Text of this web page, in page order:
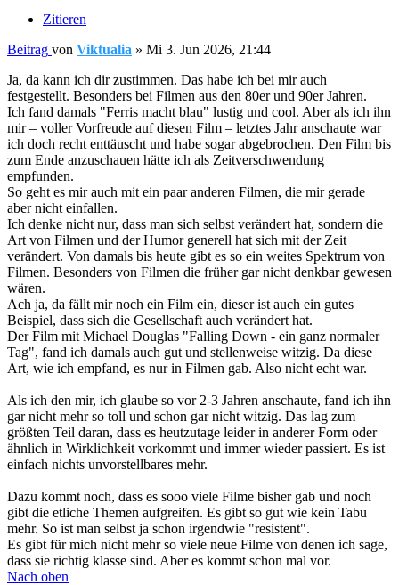
Zitieren
Beitrag von Viktualia » Mi 3. Jun 2026, 21:44
Ja, da kann ich dir zustimmen. Das habe ich bei mir auch
festgestellt. Besonders bei Filmen aus den 80er und 90er Jahren.
Ich fand damals "Ferris macht blau" lustig und cool. Aber als ich ihn
mir – voller Vorfreude auf diesen Film – letztes Jahr anschaute war
ich doch recht enttäuscht und habe sogar abgebrochen. Den Film bis
zum Ende anzuschauen hätte ich als Zeitverschwendung
empfunden.
So geht es mir auch mit ein paar anderen Filmen, die mir gerade
aber nicht einfallen.
Ich denke nicht nur, dass man sich selbst verändert hat, sondern die
Art von Filmen und der Humor generell hat sich mit der Zeit
verändert. Von damals bis heute gibt es so ein weites Spektrum von
Filmen. Besonders von Filmen die früher gar nicht denkbar gewesen
wären.
Ach ja, da fällt mir noch ein Film ein, dieser ist auch ein gutes
Beispiel, dass sich die Gesellschaft auch verändert hat.
Der Film mit Michael Douglas "Falling Down - ein ganz normaler
Tag", fand ich damals auch gut und stellenweise witzig. Da diese
Art, wie ich empfand, es nur in Filmen gab. Also nicht echt war.
Als ich den mir, ich glaube so vor 2-3 Jahren anschaute, fand ich ihn
gar nicht mehr so toll und schon gar nicht witzig. Das lag zum
größten Teil daran, dass es heutzutage leider in anderer Form oder
ähnlich in Wirklichkeit vorkommt und immer wieder passiert. Es ist
einfach nichts unvorstellbares mehr.
Dazu kommt noch, dass es sooo viele Filme bisher gab und noch
gibt die etliche Themen aufgreifen. Es gibt so gut wie kein Tabu
mehr. So ist man selbst ja schon irgendwie "resistent".
Es gibt für mich nicht mehr so viele neue Filme von denen ich sage,
dass sie richtig klasse sind. Aber es kommt schon mal vor.
Nach oben